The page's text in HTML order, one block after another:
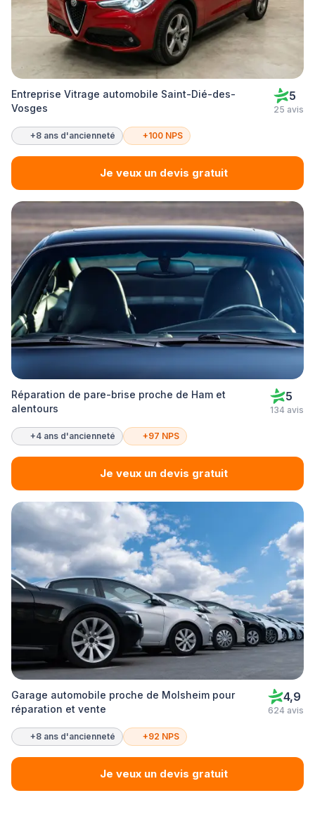
Entreprise Vitrage automobile Saint-Dié-des-
Vosges
5
25 avis
+8 ans d'ancienneté +100 NPS
Je veux un devis gratuit
Réparation de pare-brise proche de Ham et
alentours
5
134 avis
+4 ans d'ancienneté +97 NPS
Je veux un devis gratuit
Garage automobile proche de Molsheim pour
réparation et vente
4,9
624 avis
+8 ans d'ancienneté +92 NPS
Je veux un devis gratuit